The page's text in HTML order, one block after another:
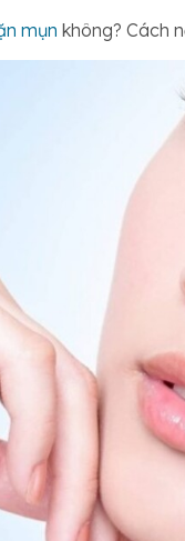
mụn không? Cách